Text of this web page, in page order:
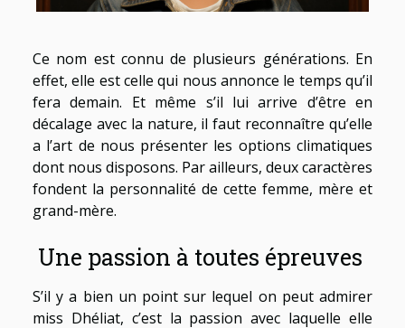
Ce nom est connu de plusieurs générations. En
effet, elle est celle qui nous annonce le temps qu’il
fera demain. Et même s’il lui arrive d’être en
décalage avec la nature, il faut reconnaître qu’elle
a l’art de nous présenter les options climatiques
dont nous disposons. Par ailleurs, deux caractères
fondent la personnalité de cette femme, mère et
grand-mère.
Une passion à toutes épreuves
S’il y a bien un point sur lequel on peut admirer
miss Dhéliat, c’est la passion avec laquelle elle